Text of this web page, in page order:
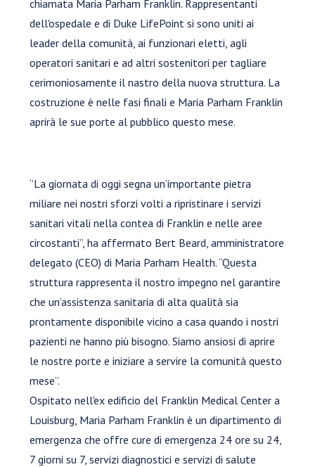
chiamata Maria Parham Franklin. Rappresentanti
dell'ospedale e di Duke LifePoint si sono uniti ai
leader della comunità, ai funzionari eletti, agli
operatori sanitari e ad altri sostenitori per tagliare
cerimoniosamente il nastro della nuova struttura. La
costruzione è nelle fasi finali e Maria Parham Franklin
aprirà le sue porte al pubblico questo mese.
“La giornata di oggi segna un’importante pietra
miliare nei nostri sforzi volti a ripristinare i servizi
sanitari vitali nella contea di Franklin e nelle aree
circostanti”, ha affermato Bert Beard, amministratore
delegato (CEO) di Maria Parham Health. “Questa
struttura rappresenta il nostro impegno nel garantire
che un’assistenza sanitaria di alta qualità sia
prontamente disponibile vicino a casa quando i nostri
pazienti ne hanno più bisogno. Siamo ansiosi di aprire
le nostre porte e iniziare a servire la comunità questo
mese”.
Ospitato nell'ex edificio del Franklin Medical Center a
Louisburg, Maria Parham Franklin è un dipartimento di
emergenza che offre cure di emergenza 24 ore su 24,
7 giorni su 7, servizi diagnostici e servizi di salute